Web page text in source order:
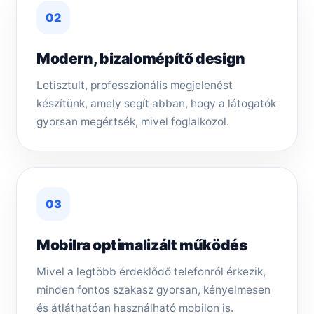
02
Modern, bizalomépítő design
Letisztult, professzionális megjelenést
készítünk, amely segít abban, hogy a látogatók
gyorsan megértsék, mivel foglalkozol.
03
Mobilra optimalizált működés
Mivel a legtöbb érdeklődő telefonról érkezik,
minden fontos szakasz gyorsan, kényelmesen
és átláthatóan használható mobilon is.